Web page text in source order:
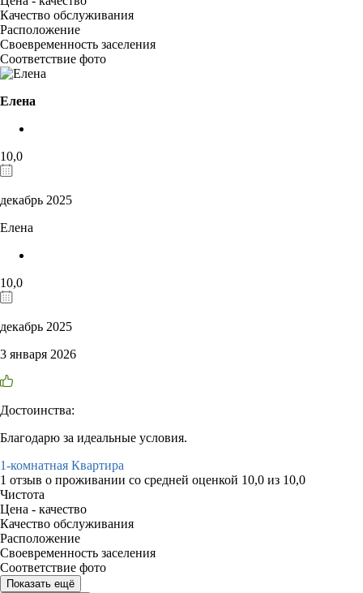
Качество обслуживания
Расположение
Своевременность заселения
Соответствие фото
Елена
10,0
декабрь 2025
Елена
10,0
декабрь 2025
3 января 2026
Достоинства:
Благодарю за идеальные условия.
1-комнатная Квартира
1 отзыв о проживании со средней оценкой 10,0 из 10,0
Чистота
Цена - качество
Качество обслуживания
Расположение
Своевременность заселения
Соответствие фото
Показать ещё